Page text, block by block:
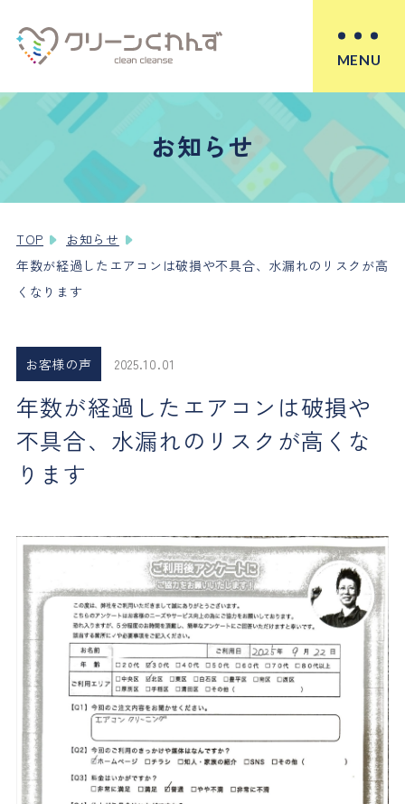
MENU
お知らせ
TOP
お知らせ
年数が経過したエアコンは破損や不具合、水漏れのリスクが高
くなります
お客様の声 2025.10.01
年数が経過したエアコンは破損や
不具合、水漏れのリスクが高くな
ります